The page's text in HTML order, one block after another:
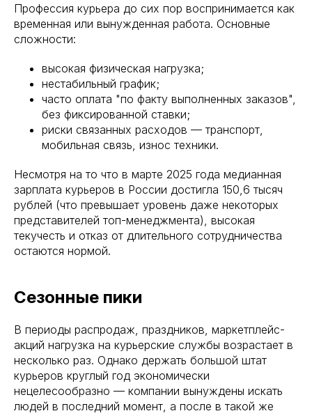
Профессия курьера до сих пор воспринимается как
временная или вынужденная работа. Основные
сложности:
высокая физическая нагрузка;
нестабильный график;
часто оплата "по факту выполненных заказов",
без фиксированной ставки;
риски связанных расходов — транспорт,
мобильная связь, износ техники.
Несмотря на то что в марте 2025 года медианная
зарплата курьеров в России достигла 150,6 тысяч
рублей (что превышает уровень даже некоторых
представителей топ-менеджмента), высокая
текучесть и отказ от длительного сотрудничества
остаются нормой.
Сезонные пики
В периоды распродаж, праздников, маркетплейс-
акций нагрузка на курьерские службы возрастает в
несколько раз. Однако держать большой штат
курьеров круглый год экономически
нецелесообразно — компании вынуждены искать
людей в последний момент, а после в такой же